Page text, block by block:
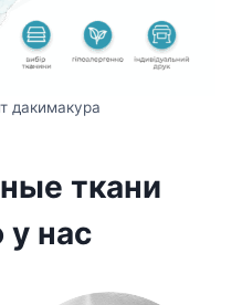
дакимакура
ткани
у нас